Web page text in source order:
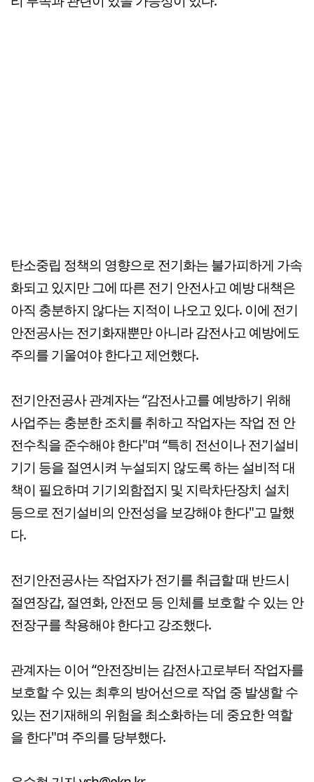
탄소중립 정책의 영향으로 전기화는 불가피하게 가속
화되고 있지만 그에 따른 전기 안전사고 예방 대책은
아직 충분하지 않다는 지적이 나오고 있다. 이에 전기
안전공사는 전기화재뿐만 아니라 감전사고 예방에도
주의를 기울여야 한다고 제언했다.
전기안전공사 관계자는 “감전사고를 예방하기 위해
사업주는 충분한 조치를 취하고 작업자는 작업 전 안
전수칙을 준수해야 한다"며 “특히 전선이나 전기설비
기기 등을 절연시켜 누설되지 않도록 하는 설비적 대
책이 필요하며 기기외함접지 및 지락차단장치 설치
등으로 전기설비의 안전성을 보강해야 한다"고 말했
다.
전기안전공사는 작업자가 전기를 취급할 때 반드시
절연장갑, 절연화, 안전모 등 인체를 보호할 수 있는 안
전장구를 착용해야 한다고 강조했다.
관계자는 이어 “안전장비는 감전사고로부터 작업자를
보호할 수 있는 최후의 방어선으로 작업 중 발생할 수
있는 전기재해의 위험을 최소화하는 데 중요한 역할
을 한다"며 주의를 당부했다.